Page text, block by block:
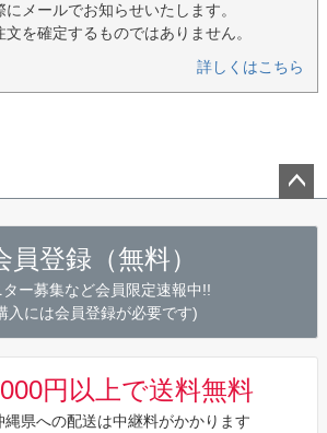
メールでお知らせいたします。
を確定するものではありません。
詳しくはこちら
員登録（無料）
ター募集など会員限定速報中!!
入には会員登録が必要です)
円以上で送料無料
県への配送は中継料がかかります